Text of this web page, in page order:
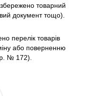
товарний
документ тощо).
перелік товарів
або поверненню
№ 172).